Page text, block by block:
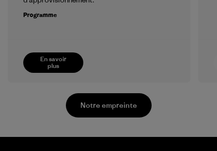
En savoir
plus
Programme
Notre empreinte